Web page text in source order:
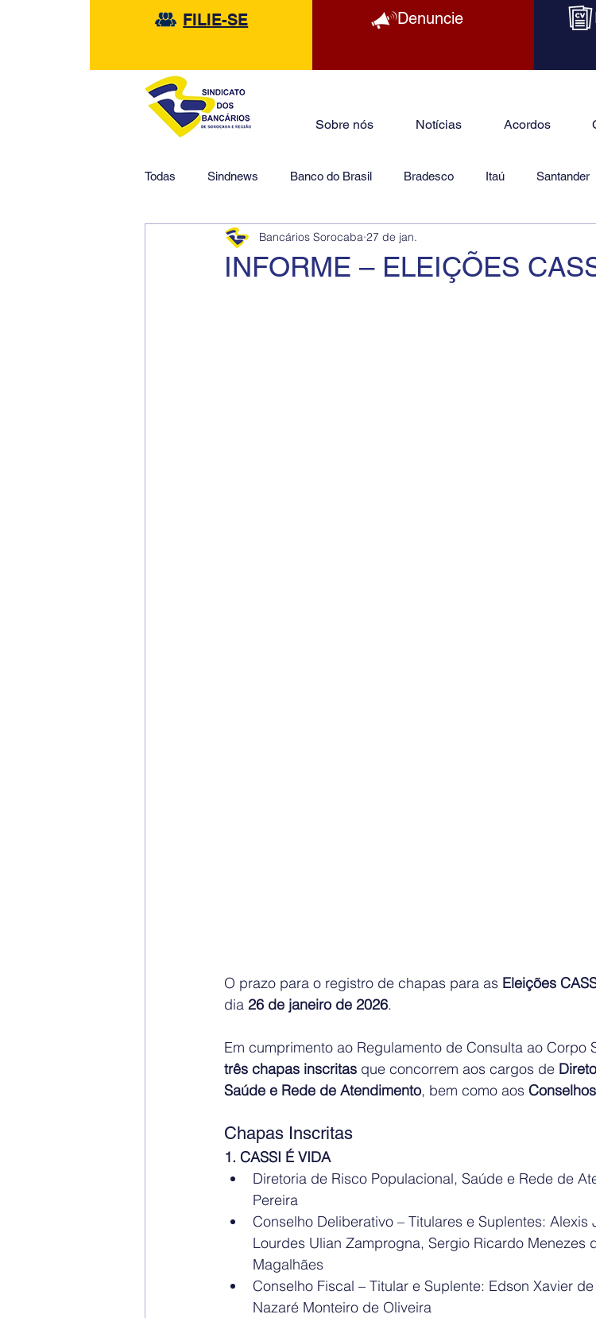
FILIE-SE Denuncie
Sobre nós Notícias Acordos
Todas Sindnews Banco do Brasil Bradesco Itaú Santander
HSBC Financeiras Jurídico
INFORME – ELEIÇÕES
Bancários Sorocaba 27 de jan.
O prazo para o registro de chapas para as Eleições
dia 26 de janeiro de 2026.
Em cumprimento ao Regulamento de Consulta ao Corpo
três chapas inscritas que concorrem aos cargos de
Saúde e Rede de Atendimento, bem como aos
Chapas Inscritas
1. CASSI É VIDA
Diretoria de Risco Populacional, Saúde e Rede de
Pereira
Conselho Deliberativo – Titulares e Suplentes:
Lourdes Ulian Zamprogna, Sergio Ricardo Menezes
Magalhães
Conselho Fiscal – Titular e Suplente: Edson Xavier
Nazaré Monteiro de Oliveira